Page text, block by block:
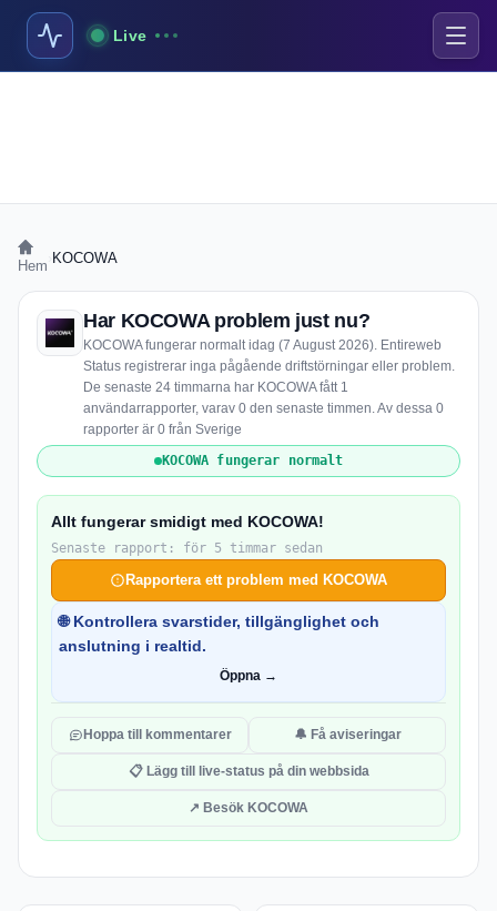
Live
Hem KOCOWA
Har KOCOWA problem just nu?
KOCOWA fungerar normalt idag (7 August 2026). Entireweb
Status registrerar inga pågående driftstörningar eller problem.
De senaste 24 timmarna har KOCOWA fått 1
användarrapporter, varav 0 den senaste timmen. Av dessa 0
rapporter är 0 från Sverige
KOCOWA fungerar normalt
Allt fungerar smidigt med KOCOWA!
Senaste rapport: för 5 timmar sedan
Rapportera ett problem med KOCOWA
🌐 Kontrollera svarstider, tillgänglighet och
anslutning i realtid.
Öppna →
Hoppa till kommentarer 🔔 Få aviseringar
📋 Lägg till live-status på din webbsida
↗ Besök KOCOWA